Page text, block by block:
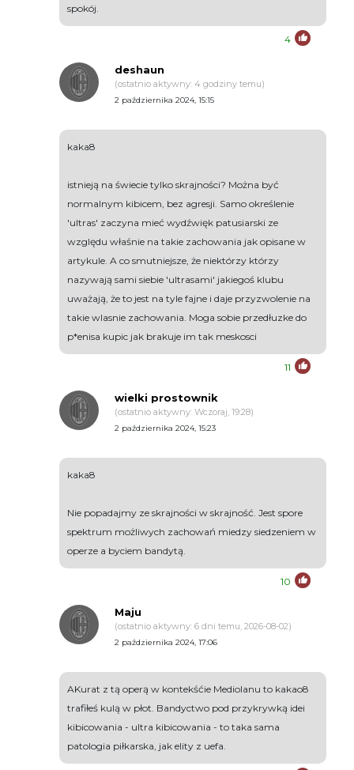
spokój.
4
deshaun
(ostatnio aktywny: 4 godziny temu)
2 października 2024, 15:15
kaka8
istnieją na świecie tylko skrajności? Można być
normalnym kibicem, bez agresji. Samo określenie
'ultras' zaczyna mieć wydźwięk patusiarski ze
względu właśnie na takie zachowania jak opisane w
artykule. A co smutniejsze, że niektórzy którzy
nazywają sami siebie 'ultrasami' jakiegoś klubu
uważają, że to jest na tyle fajne i daje przyzwolenie na
takie wlasnie zachowania. Moga sobie przedłuzke do
p*enisa kupic jak brakuje im tak meskosci
11
wielki prostownik
(ostatnio aktywny: Wczoraj, 19:28)
2 października 2024, 15:23
kaka8
Nie popadajmy ze skrajności w skrajność. Jest spore
spektrum możliwych zachowań miedzy siedzeniem w
operze a byciem bandytą.
10
Maju
(ostatnio aktywny: 6 dni temu, 2026-08-02)
2 października 2024, 17:06
AKurat z tą operą w kontekśćie Mediolanu to kakao8
trafiłeś kulą w płot. Bandyctwo pod przykrywką idei
kibicowania - ultra kibicowania - to taka sama
patologia piłkarska, jak elity z uefa.